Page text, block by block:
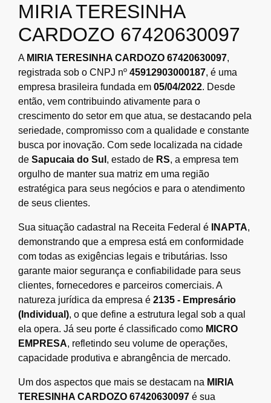
MIRIA TERESINHA
CARDOZO 67420630097
A MIRIA TERESINHA CARDOZO 67420630097,
registrada sob o CNPJ nº 45912903000187, é uma
empresa brasileira fundada em 05/04/2022. Desde
então, vem contribuindo ativamente para o
crescimento do setor em que atua, se destacando pela
seriedade, compromisso com a qualidade e constante
busca por inovação. Com sede localizada na cidade
de Sapucaia do Sul , estado de RS, a empresa tem
orgulho de manter sua matriz em uma região
estratégica para seus negócios e para o atendimento
de seus clientes.
Sua situação cadastral na Receita Federal é INAPTA,
demonstrando que a empresa está em conformidade
com todas as exigências legais e tributárias. Isso
garante maior segurança e confiabilidade para seus
clientes, fornecedores e parceiros comerciais. A
natureza jurídica da empresa é 2135 - Empresário
(Individual), o que define a estrutura legal sob a qual
ela opera. Já seu porte é classificado como MICRO
EMPRESA, refletindo seu volume de operações,
capacidade produtiva e abrangência de mercado.
Um dos aspectos que mais se destacam na MIRIA
TERESINHA CARDOZO 67420630097 é sua